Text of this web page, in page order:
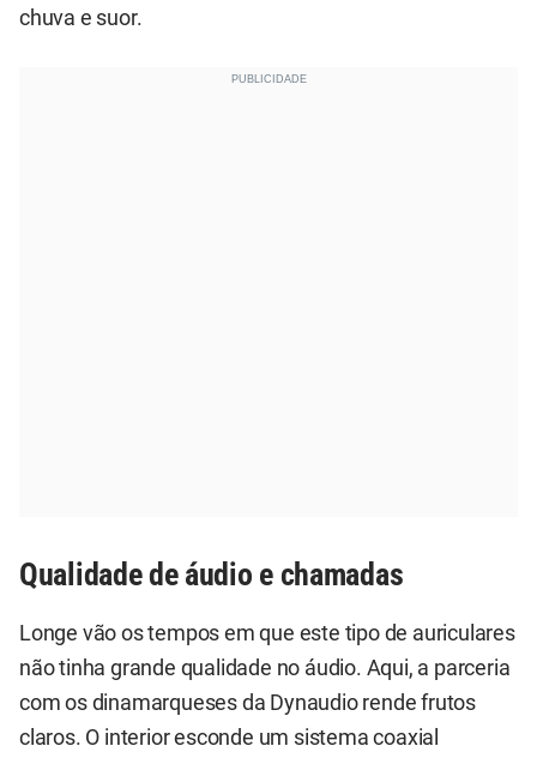
chuva e suor.
Qualidade de áudio e chamadas
Longe vão os tempos em que este tipo de auriculares
não tinha grande qualidade no áudio. Aqui, a parceria
com os dinamarqueses da Dynaudio rende frutos
claros. O interior esconde um sistema coaxial